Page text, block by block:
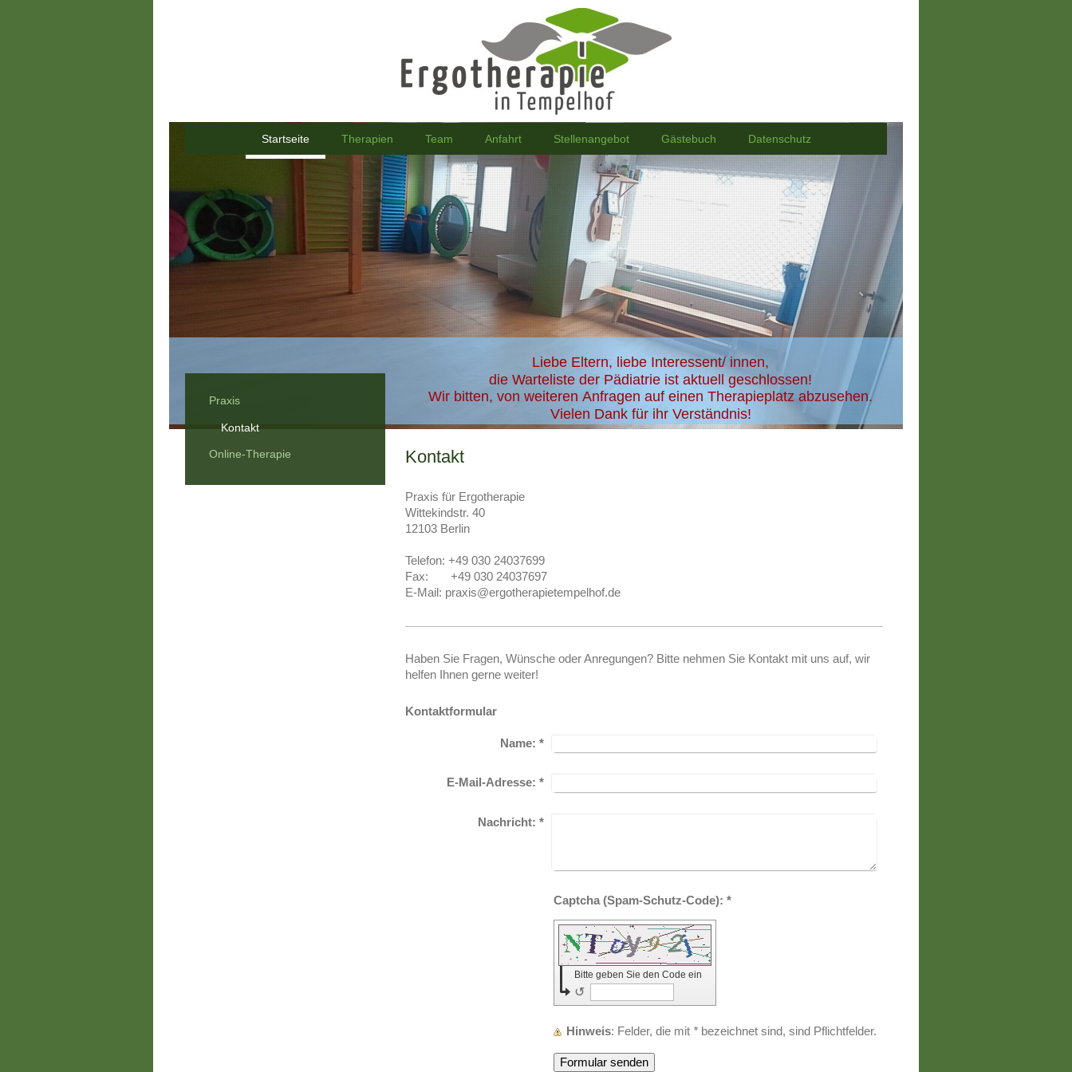
Startseite Therapien Team Anfahrt Stellenangebot Gästebuch Datenschutz
Liebe Eltern, liebe Interessent/ innen,
die Warteliste der Pädiatrie ist aktuell geschlossen!
Wir bitten, von weiteren Anfragen auf einen Therapieplatz abzusehen.
Vielen Dank für ihr Verständnis!
Kontakt
Praxis für Ergotherapie
Wittekindstr. 40
12103 Berlin
Telefon: +49 030 24037699
Fax: +49 030 24037697
E-Mail: praxis@ergotherapietempelhof.de
Haben Sie Fragen, Wünsche oder Anregungen? Bitte nehmen Sie Kontakt mit uns auf, wir
helfen Ihnen gerne weiter!
Kontaktformular
Name: *
E-Mail-Adresse: *
Nachricht: *
Captcha (Spam-Schutz-Code): *
Bitte geben Sie den Code ein
↺
Hinweis : Felder, die mit *bezeichnet sind, sind Pflichtfelder.
Praxis
Kontakt
Online-Therapie